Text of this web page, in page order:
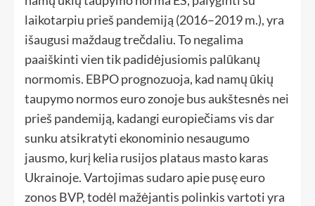
laikotarpiu prieš pandemiją (2016–2019 m.), yra
išaugusi maždaug trečdaliu. To negalima
paaiškinti vien tik padidėjusiomis palūkanų
normomis. EBPO prognozuoja, kad namų ūkių
taupymo normos euro zonoje bus aukštesnės nei
prieš pandemiją, kadangi europiečiams vis dar
sunku atsikratyti ekonominio nesaugumo
jausmo, kurį kelia rusijos plataus masto karas
Ukrainoje. Vartojimas sudaro apie pusę euro
zonos BVP, todėl mažėjantis polinkis vartoti yra